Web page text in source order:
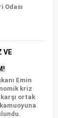
Odası
VE
Emin
kriz
ortak